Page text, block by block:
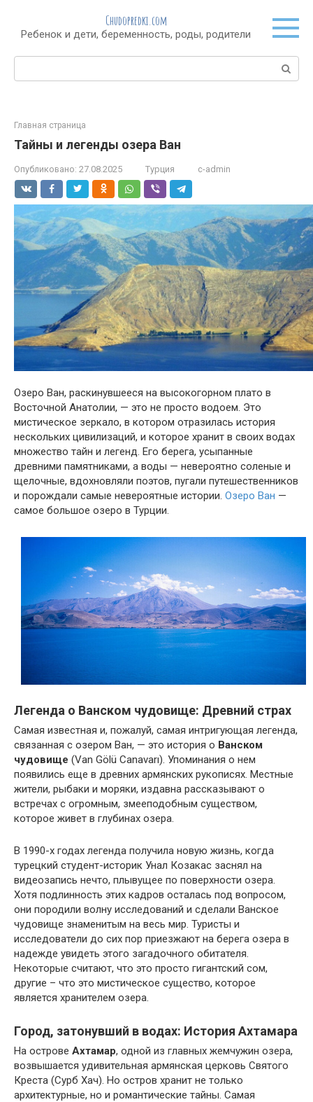
контенту
Chudopredki.com
Ребенок и дети, беременность, роды, родители
Поиск:
Главная страница
Тайны и легенды озера Ван
Опубликовано: 27.08.2025 Турция c-admin
Озеро Ван, раскинувшееся на высокогорном плато в
Восточной Анатолии, — это не просто водоем. Это
мистическое зеркало, в котором отразилась история
нескольких цивилизаций, и которое хранит в своих водах
множество тайн и легенд. Его берега, усыпанные
древними памятниками, а воды — невероятно соленые и
щелочные, вдохновляли поэтов, пугали путешественников
и порождали самые невероятные истории. Озеро Ван —
самое большое озеро в Турции.
Легенда о Ванском чудовище: Древний страх
Самая известная и, пожалуй, самая интригующая легенда,
связанная с озером Ван, — это история о Ванском
чудовище (Van Gölü Canavarı). Упоминания о нем
появились еще в древних армянских рукописях. Местные
жители, рыбаки и моряки, издавна рассказывают о
встречах с огромным, змееподобным существом,
которое живет в глубинах озера.
В 1990-х годах легенда получила новую жизнь, когда
турецкий студент-историк Унал Козакас заснял на
видеозапись нечто, плывущее по поверхности озера.
Хотя подлинность этих кадров осталась под вопросом,
они породили волну исследований и сделали Ванское
чудовище знаменитым на весь мир. Туристы и
исследователи до сих пор приезжают на берега озера в
надежде увидеть этого загадочного обитателя.
Некоторые считают, что это просто гигантский сом,
другие – что это мистическое существо, которое
является хранителем озера.
Город, затонувший в водах: История Ахтамара
На острове Ахтамар, одной из главных жемчужин озера,
возвышается удивительная армянская церковь Святого
Креста (Сурб Хач). Но остров хранит не только
архитектурные, но и романтические тайны. Самая